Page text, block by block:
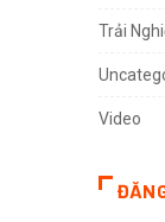
Trải
Video